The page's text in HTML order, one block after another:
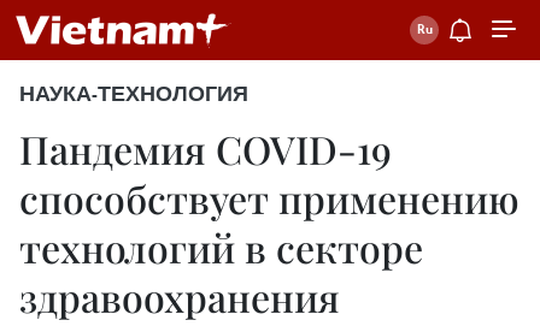
НАУКА-ТЕХНОЛОГИЯ
Пандемия COVID-19
способствует применению
технологий в секторе
здравоохранения